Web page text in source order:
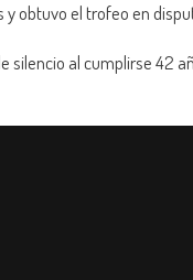
obtuvo el trofeo en
silencio al cumplirse 42